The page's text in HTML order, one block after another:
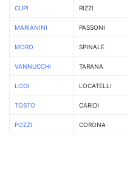
CUPI RIZZI
MARIANINI PASSONI
MORO SPINALE
VANNUCCHI TARANA
LODI LOCATELLI
TOSTO CARIDI
POZZI CORONA